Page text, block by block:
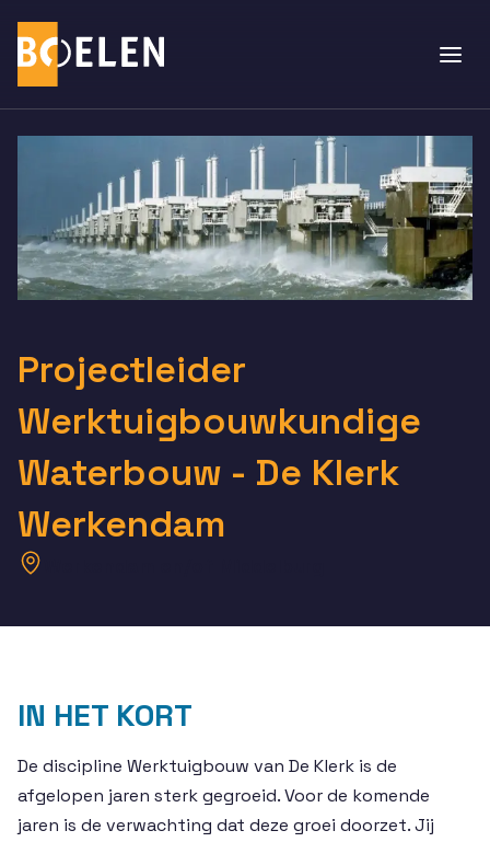
Projectleider
Werktuigbouwkundige
Waterbouw - De Klerk
Werkendam
IN HET KORT
De discipline Werktuigbouw van De Klerk is de
afgelopen jaren sterk gegroeid. Voor de komende
jaren is de verwachting dat deze groei doorzet. Jij